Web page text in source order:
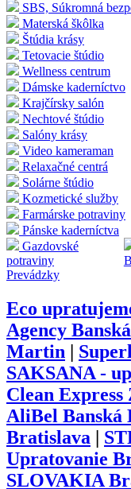
SBS, Súkromná
Materská škôlka
Štúdia krásy
Tetovacie štúdio
Wellness centrum
Dámske kaderníctvo
Krajčírsky salón
Nechtové štúdio
Salóny krásy
Video kameraman
Relaxačné centrá
Solárne štúdio
Kozmetické služby
Farmárske potraviny
Pánske kaderníctva
Gazdovské
potraviny
Prevádzky
Eco
Agency
Martin
SAKSANA -
Clean Express
AliBel Banská
Bratislava
Upratovanie
SLOVAKIA